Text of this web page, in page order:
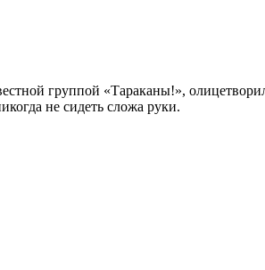
группой «Тараканы!»,
не сидеть сложа руки.